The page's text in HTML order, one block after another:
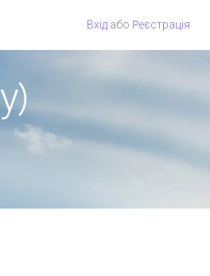
Вхід або Pеєстрація